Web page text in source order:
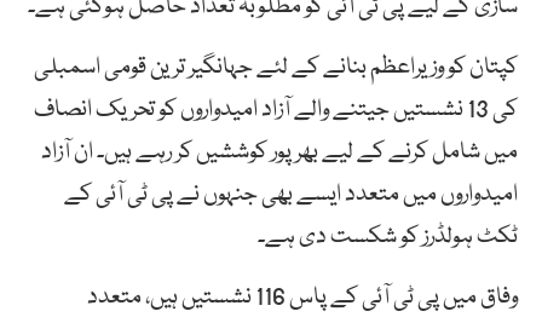
کپتان کو وزیراعظم بنانے کے لئے جہانگیر ترین قومی اسمبلی
کی 13 نشستیں جیتنے والے آزاد امیدواروں کو تحریک انصاف
میں شامل کرنے کے لیے بھرپور کوششیں کر رہے ہیں۔ ان آزاد
امیدواروں میں متعدد ایسے بھی جنہوں نے پی ٹی آئی کے
ٹکٹ ہولڈرز کو شکست دی ہے۔
وفاق میں پی ٹی آئی کے پاس 116 نشستیں ہیں، متعدد